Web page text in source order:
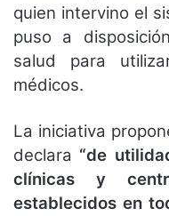
quien intervino el
puso a
salud para
médicos.
La iniciativa
declara “de
clínicas y
establecidos en